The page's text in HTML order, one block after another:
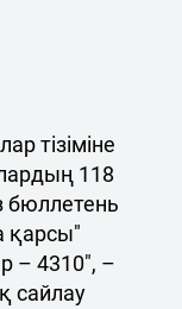
тізіміне
118
бюллетень
қарсы"
– 4310", –
сайлау